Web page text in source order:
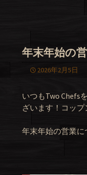
年末年始の
2026年2月5日
いつもTwo Chefs
ざいます！コップ
年末年始の営業に